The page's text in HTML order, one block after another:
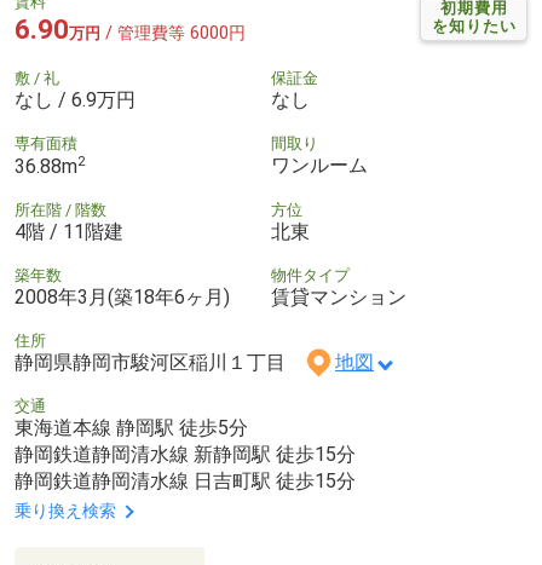
初期費用
を知りたい
6.90万円 / 管理費等 6000円
敷 / 礼
なし / 6.9万円
保証金
なし
専有面積
36.88m2
間取り
ワンルーム
所在階 / 階数
4階 / 11階建
方位
北東
築年数
2008年3月(築18年6ヶ月)
物件タイプ
賃貸マンション
住所
静岡県静岡市駿河区稲川１丁目 地図
交通
東海道本線 静岡駅 徒歩5分
静岡鉄道静岡清水線 新静岡駅 徒歩15分
静岡鉄道静岡清水線 日吉町駅 徒歩15分
乗り換え検索